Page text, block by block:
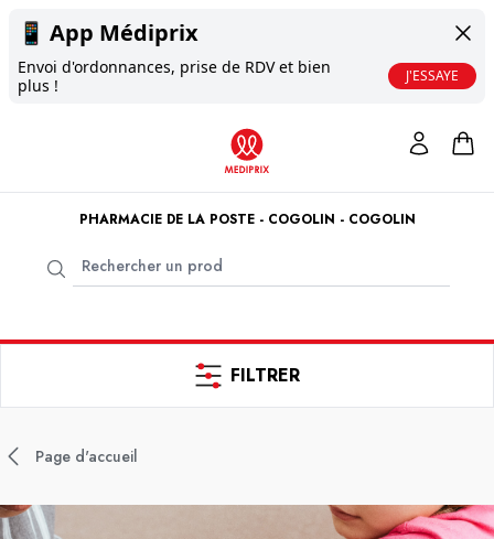
📱 App Médiprix
Envoi d'ordonnances, prise de RDV et bien
plus !
J'ESSAYE
PHARMACIE DE LA POSTE - COGOLIN - COGOLIN
FILTRER
Page d'accueil